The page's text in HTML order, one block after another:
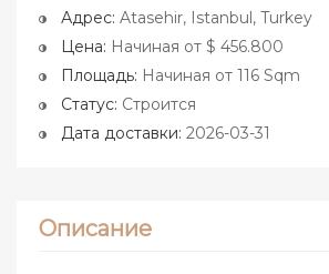
Адрес: Atasehir, Istanbul, Turkey
Цена: Начиная от $ 456.800
Площадь: Начиная от 116 Sqm
Статус: Строится
Дата доставки: 2026-03-31
Описание